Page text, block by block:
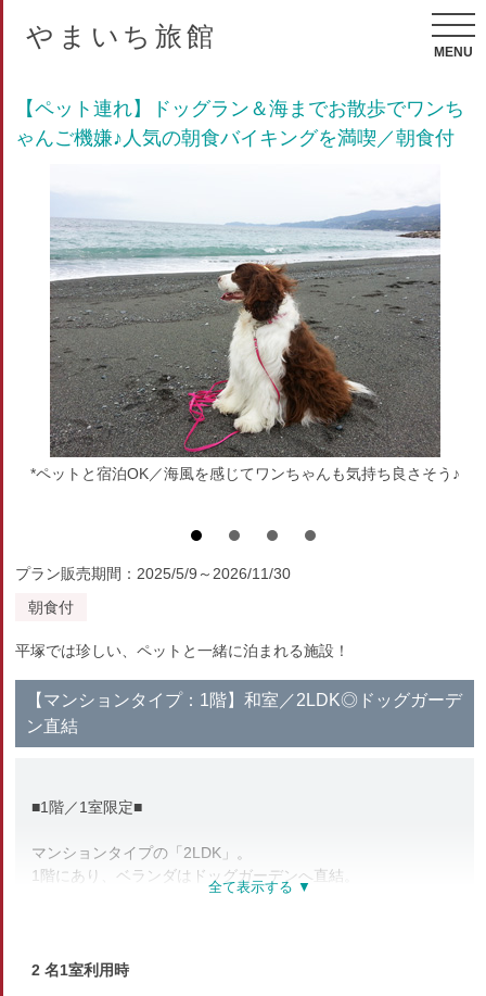
やまいち旅館
MENU
【ペット連れ】ドッグラン＆海までお散歩でワンち
ゃんご機嫌♪人気の朝食バイキングを満喫／朝食付
*ペットと宿泊OK／海風を感じてワンちゃんも気持ち良さそう♪
プラン販売期間：2025/5/9～2026/11/30
朝食付
平塚では珍しい、ペットと一緒に泊まれる施設！
【マンションタイプ：1階】和室／2LDK◎ドッグガーデ
ン直結
■1階／1室限定■
マンションタイプの「2LDK」。
1階にあり、ベランダはドッグガーデンへ直結。
キセット
2 名1室利用時